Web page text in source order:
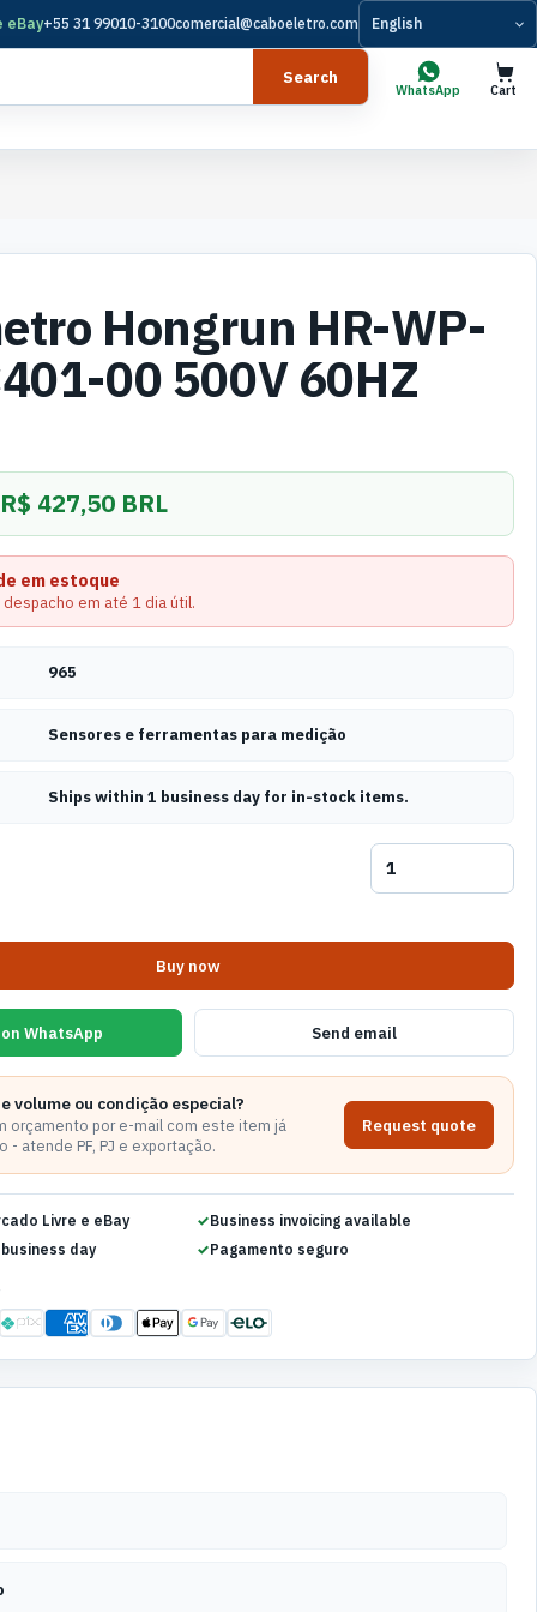
eBay+55 31 99010-3100comercial@caboeletro.com
Language
Search
WhatsApp Cart
Hongrun HR-WP-
00 500V 60HZ
R$ 427,50 BRL
em estoque
despacho em até 1 dia útil.
965
Sensores e ferramentas para medição
Ships within 1 business day for in-stock items.
Buy now
WhatsApp Send email
volume ou condição especial?
orçamento por e-mail com este item já
- atende PF, PJ e exportação.
Request quote
Livre e eBay
Business invoicing available
day
Pagamento seguro